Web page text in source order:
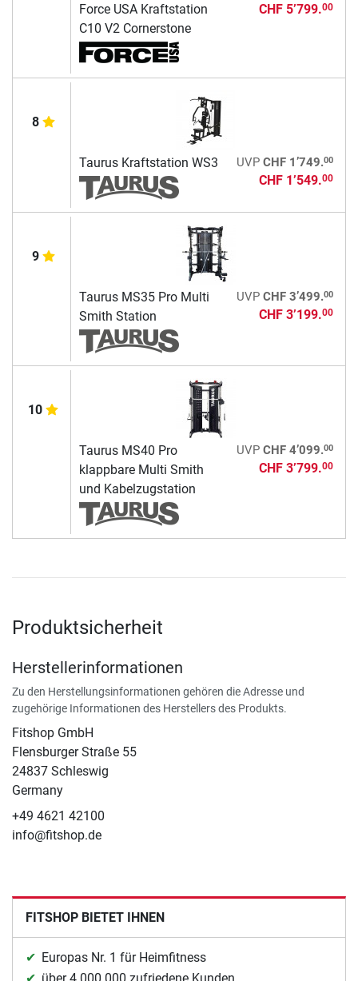
Force USA Kraftstation
C10 V2 Cornerstone
CHF 5’799.00
8
Taurus Kraftstation WS3 UVP CHF 1’749.00
CHF 1’549.00
9
Taurus MS35 Pro Multi
Smith Station
UVP CHF 3’499.00
CHF 3’199.00
10
Taurus MS40 Pro
klappbare Multi Smith
und Kabelzugstation
UVP CHF 4’099.00
CHF 3’799.00
Produktsicherheit
Herstellerinformationen
Zu den Herstellungsinformationen gehören die Adresse und
zugehörige Informationen des Herstellers des Produkts.
Fitshop GmbH
Flensburger Straße 55
24837 Schleswig
Germany
+49 4621 42100
info@fitshop.de
FITSHOP BIETET IHNEN
Europas Nr. 1 für Heimfitness